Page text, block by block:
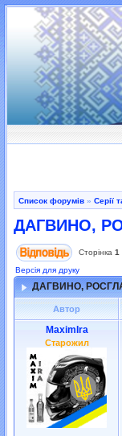
Список форумів » Серії
ДАГВИНО,
Сторінка 1
Версія для друку
ДАГВИНО,
Автор
MaximIra
Старожил